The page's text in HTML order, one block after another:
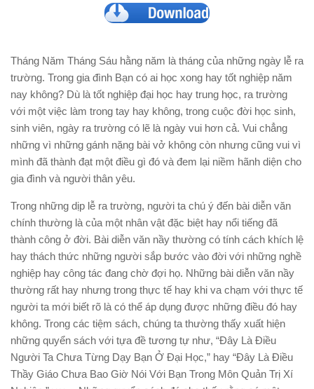
Tháng Năm Tháng Sáu hằng năm là tháng của những ngày lễ ra
trường. Trong gia đình Bạn có ai học xong hay tốt nghiệp năm
nay không? Dù là tốt nghiệp đại học hay trung học, ra trường
với một việc làm trong tay hay không, trong cuộc đời học sinh,
sinh viên, ngày ra trường có lẽ là ngày vui hơn cả. Vui chẳng
những vì những gánh nặng bài vở không còn nhưng cũng vui vì
mình đã thành đạt một điều gì đó và đem lại niềm hãnh diện cho
gia đình và người thân yêu.
Trong những dịp lễ ra trường, người ta chú ý đến bài diễn văn
chính thường là của một nhân vật đặc biệt hay nổi tiếng đã
thành công ở đời. Bài diễn văn nầy thường có tính cách khích lệ
hay thách thức những người sắp bước vào đời với những nghề
nghiệp hay công tác đang chờ đợi họ. Những bài diễn văn nầy
thường rất hay nhưng trong thực tế hay khi va chạm với thực tế
người ta mới biết rõ là có thể áp dụng được những điều đó hay
không. Trong các tiệm sách, chúng ta thường thấy xuất hiện
những quyển sách với tựa đề tương tự như, “Ðây Là Ðiều
Người Ta Chưa Từng Dạy Bạn Ở Ðại Học,” hay “Ðây Là Ðiều
Thầy Giáo Chưa Bao Giờ Nói Với Bạn Trong Môn Quản Trị Xí